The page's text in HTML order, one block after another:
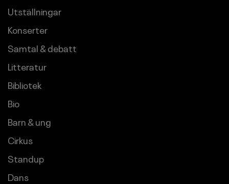
Utställningar
Konserter
Samtal & debatt
Litteratur
Bibliotek
Bio
Barn & ung
Cirkus
Standup
Dans